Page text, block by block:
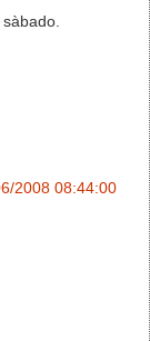
2008 08:44:00